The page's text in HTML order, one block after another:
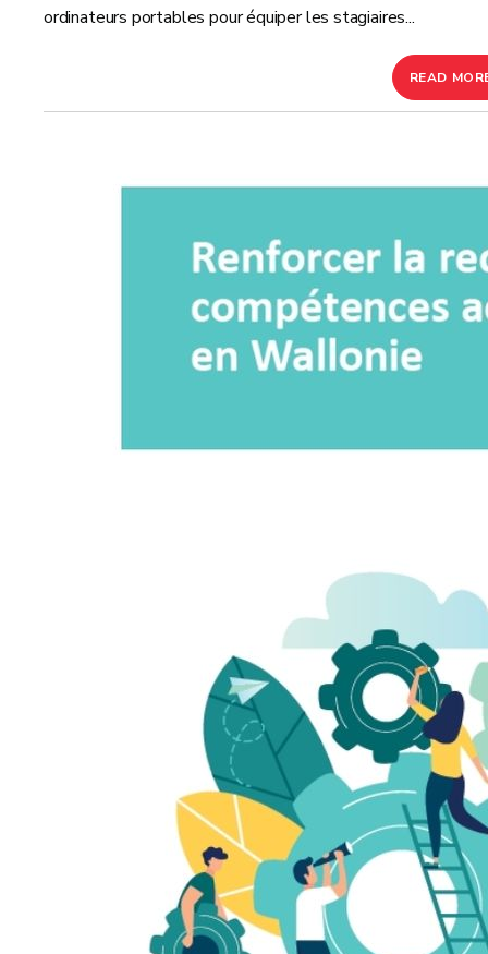
ordinateurs portables pour équiper les stagiaires...
READ